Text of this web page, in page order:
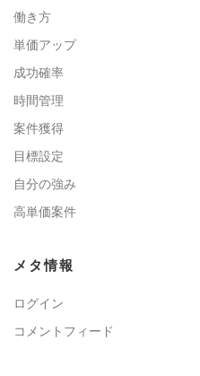
働き方
単価アップ
成功確率
時間管理
案件獲得
目標設定
自分の強み
高単価案件
メタ情報
ログイン
コメントフィード